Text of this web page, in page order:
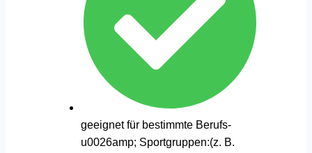
geeignet für bestimmte Berufs-
u0026amp; Sportgruppen:(z. B.